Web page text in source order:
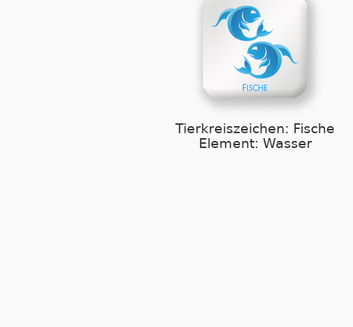
Tierkreiszeichen: Fische
Element: Wasser